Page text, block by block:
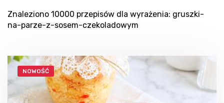
Znaleziono 10000 przepisów dla wyrażenia: gruszki-
na-parze-z-sosem-czekoladowym
NOWOŚĆ